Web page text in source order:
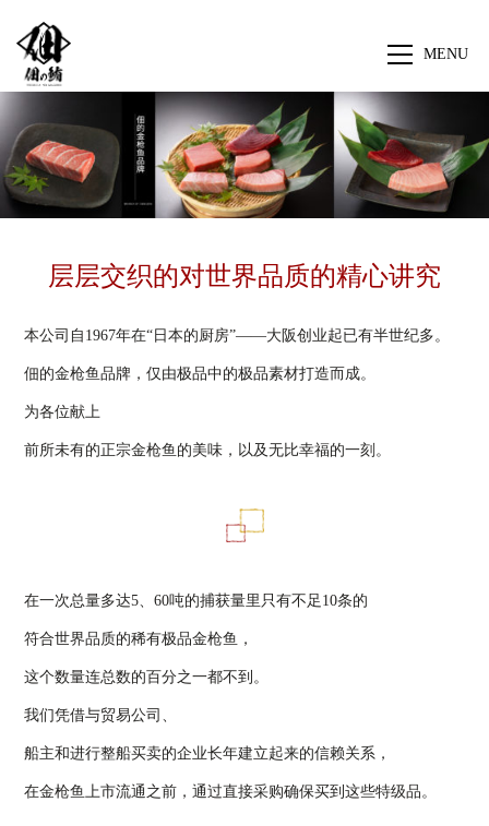
MENU
层层交织的对世界品质的精心讲究
本公司自1967年在“日本的厨房”——大阪创业起已有半世纪多。
佃的金枪鱼品牌，仅由极品中的极品素材打造而成。
为各位献上
前所未有的正宗金枪鱼的美味，以及无比幸福的一刻。
在一次总量多达5、60吨的捕获量里只有不足10条的
符合世界品质的稀有极品金枪鱼，
这个数量连总数的百分之一都不到。
我们凭借与贸易公司、
船主和进行整船买卖的企业长年建立起来的信赖关系，
在金枪鱼上市流通之前，通过直接采购确保买到这些特级品。